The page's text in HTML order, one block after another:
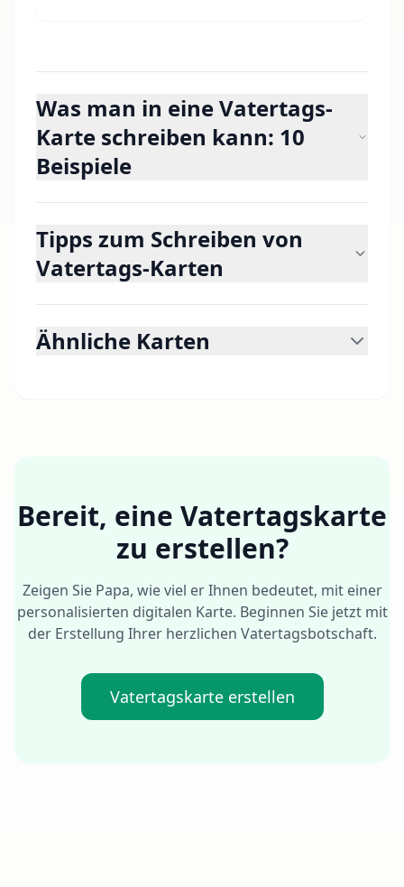
Was man in eine Vatertags-
Karte schreiben kann: 10
Beispiele
Tipps zum Schreiben von
Vatertags-Karten
Ähnliche Karten
Bereit, eine Vatertagskarte
zu erstellen?
Zeigen Sie Papa, wie viel er Ihnen bedeutet, mit einer
personalisierten digitalen Karte. Beginnen Sie jetzt mit
der Erstellung Ihrer herzlichen Vatertagsbotschaft.
Vatertagskarte erstellen